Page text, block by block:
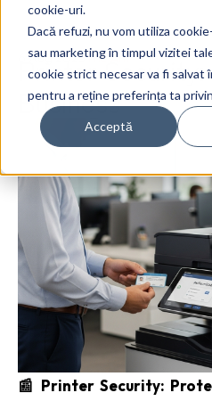
cookie-uri.
Dacă refuzi, nu vom utiliza
sau marketing în timpul vizitei
cookie strict necesar va fi salvat
pentru a reține preferința ta
Acceptă
Printer
Business
6 Aug 2025The Ant
📰 Printer Security: